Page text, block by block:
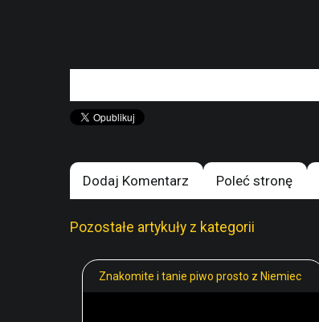
Dodaj Komentarz Poleć stronę
Pozostałe artykuły z kategorii
Znakomite i tanie piwo prosto z Niemiec